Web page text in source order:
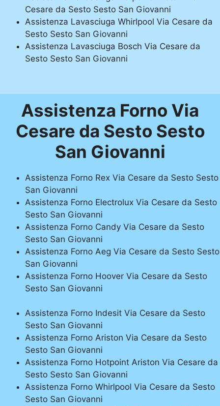
Cesare da Sesto Sesto San Giovanni
Assistenza Lavasciuga Whirlpool Via Cesare da
Sesto Sesto San Giovanni
Assistenza Lavasciuga Bosch Via Cesare da
Sesto Sesto San Giovanni
Assistenza Forno Via
Cesare da Sesto Sesto
San Giovanni
Assistenza Forno Rex Via Cesare da Sesto Sesto
San Giovanni
Assistenza Forno Electrolux Via Cesare da Sesto
Sesto San Giovanni
Assistenza Forno Candy Via Cesare da Sesto
Sesto San Giovanni
Assistenza Forno Aeg Via Cesare da Sesto Sesto
San Giovanni
Assistenza Forno Hoover Via Cesare da Sesto
Sesto San Giovanni
Assistenza Forno Indesit Via Cesare da Sesto
Sesto San Giovanni
Assistenza Forno Ariston Via Cesare da Sesto
Sesto San Giovanni
Assistenza Forno Hotpoint Ariston Via Cesare da
Sesto Sesto San Giovanni
Assistenza Forno Whirlpool Via Cesare da Sesto
Sesto San Giovanni